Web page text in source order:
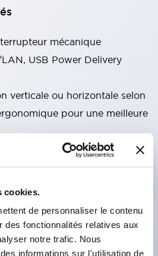
cookies.
de personnaliser le contenu
des fonctionnalités relatives aux
notre trafic. Nous
informations sur l'utilisation de
mécanique
USB Power Delivery
verticale ou horizontale selon
pour une meilleure
de sécurité sur
pouces
en standard), sangle